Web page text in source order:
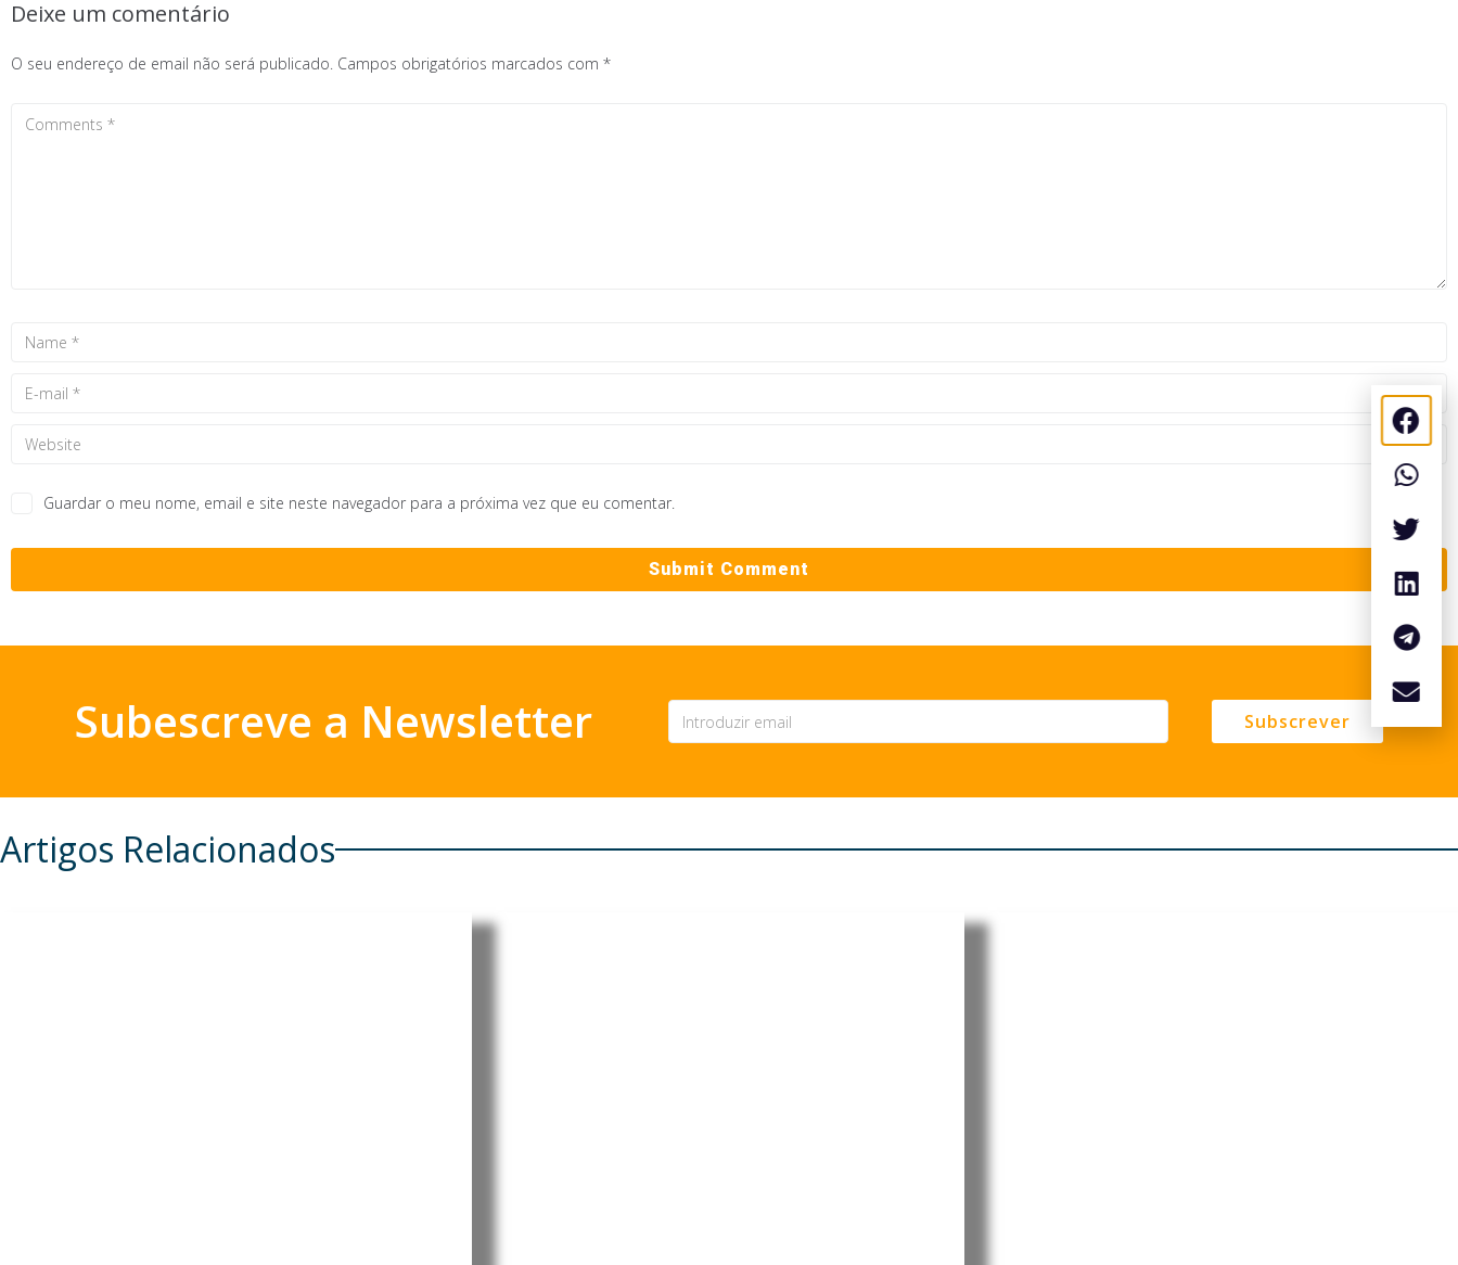
Deixe um comentário
O seu endereço de email não será publicado. Campos obrigatórios marcados com *
Guardar o meu nome, email e site neste navegador para a próxima vez que eu comentar.
Subescreve a Newsletter Subscrever
Artigos Relacionados